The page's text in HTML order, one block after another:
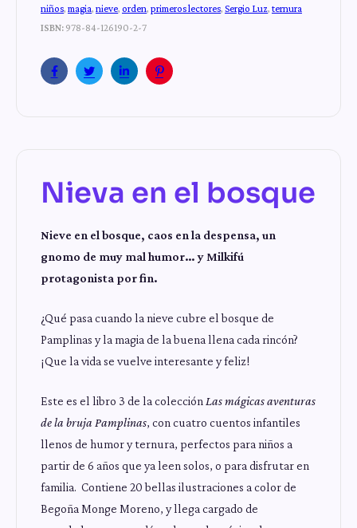
niños, magia, nieve, orden, primeros lectores, Sergio Luz, ternura
ISBN: 978-84-126190-2-7
FacebookTwitter LinkedinPinterest
Nieva en el bosque
Nieve en el bosque, caos en la despensa, un
gnomo de muy mal humor… y Milkifú
protagonista por fin.
¿Qué pasa cuando la nieve cubre el bosque de
Pamplinas y la magia de la buena llena cada rincón?
¡Que la vida se vuelve interesante y feliz!
Este es el libro 3 de la colección Las mágicas aventuras
de la bruja Pamplinas, con cuatro cuentos infantiles
llenos de humor y ternura, perfectos para niños a
partir de 6 años que ya leen solos, o para disfrutar en
familia. Contiene 20 bellas ilustraciones a color de
Begoña Monge Moreno, y llega cargado de